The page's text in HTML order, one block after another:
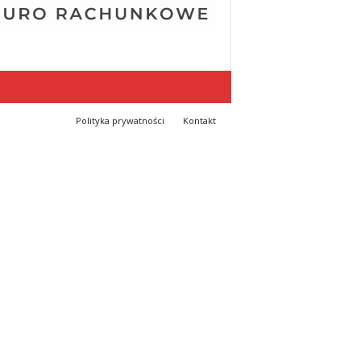
Polityka prywatności Kontakt